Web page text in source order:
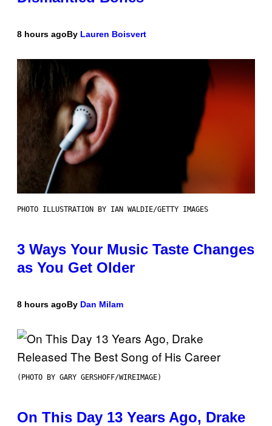
8 hours agoBy Lauren Boisvert
PHOTO ILLUSTRATION BY IAN WALDIE/GETTY IMAGES
3 Ways Your Music Taste Changes
as You Get Older
8 hours agoBy Dan Milam
(PHOTO BY GARY GERSHOFF/WIREIMAGE)
On This Day 13 Years Ago, Drake